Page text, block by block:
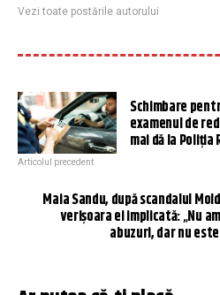
Vezi toate postările autorului
Schimbare
examenul de
mai dă la Poliția
Articolul precedent
Maia Sandu, după scandalul
verișoara ei implicată: „Nu
abuzuri, dar nu